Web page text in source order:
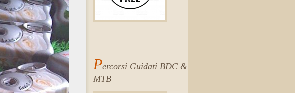
Percorsi Guidati BDC &
MTB